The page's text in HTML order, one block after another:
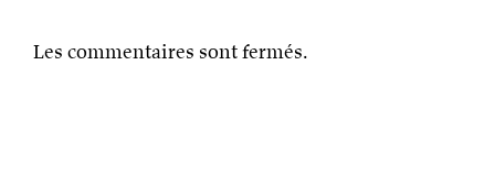
Les commentaires sont fermés.